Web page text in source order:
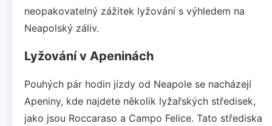
neopakovatelný zážitek lyžování s výhledem na
Neapolský záliv.
Lyžování v Apeninách
Pouhých pár hodin jízdy od Neapole se nacházejí
Apeniny, kde najdete několik lyžařských středisek,
jako jsou Roccaraso a Campo Felice. Tato střediska